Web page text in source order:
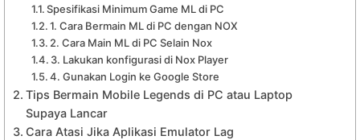
Spesifikasi Minimum Game ML di PC
1. Cara Bermain ML di PC dengan NOX
2. Cara Main ML di PC Selain Nox
3. Lakukan konfigurasi di Nox Player
4. Gunakan Login ke Google Store
Tips Bermain Mobile Legends di PC atau Laptop
Supaya Lancar
Cara Atasi Jika Aplikasi Emulator Lag